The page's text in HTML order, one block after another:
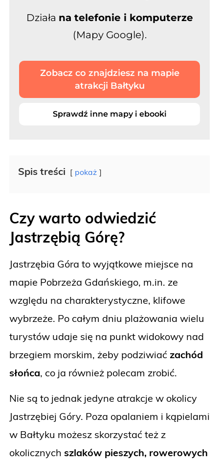
Działa na telefonie i komputerze
(Mapy Google).
Zobacz co znajdziesz na mapie
atrakcji Bałtyku
Sprawdź inne mapy i ebooki
Spis treści pokaż
Czy warto odwiedzić
Jastrzębią Górę?
Jastrzębia Góra to wyjątkowe miejsce na
mapie Pobrzeża Gdańskiego, m.in. ze
względu na charakterystyczne, klifowe
wybrzeże. Po całym dniu plażowania wielu
turystów udaje się na punkt widokowy nad
brzegiem morskim, żeby podziwiać zachód
słońca, co ja również polecam zrobić.
Nie są to jednak jedyne atrakcje w okolicy
Jastrzębiej Góry. Poza opalaniem i kąpielami
w Bałtyku możesz skorzystać też z
okolicznych szlaków pieszych, rowerowych